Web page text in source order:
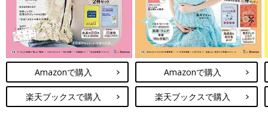
Amazonで購入
楽天ブックスで購入
Amazonで購入
楽天ブックスで購入